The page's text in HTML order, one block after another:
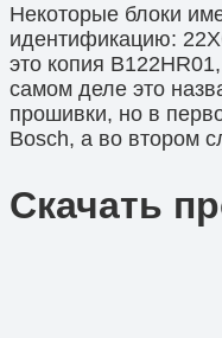
Некоторые блоки
идентификацию:
это копия
самом деле это
прошивки, но в
Bosch, а во втором
Скачать